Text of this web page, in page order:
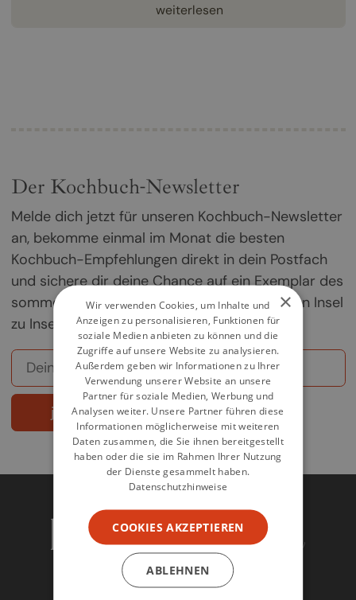
weiterlesen
Der Kochbuch-Newsletter
Melde dich jetzt für unseren Kochbuch-Newsletter
an, bekomme einmal im Monat die besten
Kochbuch-Empfehlungen direkt in dein Postfach
und sichere dir deine Chance auf ein Exemplar des
sommerlichen Griechenland-Kochbuchs „Von Insel
zu Insel".
jetzt abonnieren
×
Wir verwenden Cookies, um Inhalte und
Anzeigen zu personalisieren, Funktionen für
soziale Medien anbieten zu können und die
Zugriffe auf unsere Website zu analysieren.
Außerdem geben wir Informationen zu Ihrer
Verwendung unserer Website an unsere
Partner für soziale Medien, Werbung und
Analysen weiter. Unsere Partner führen diese
Informationen möglicherweise mit weiteren
Daten zusammen, die Sie ihnen bereitgestellt
haben oder die sie im Rahmen Ihrer Nutzung
der Dienste gesammelt haben.
Datenschutzhinweise
COOKIES AKZEPTIEREN
ABLEHNEN